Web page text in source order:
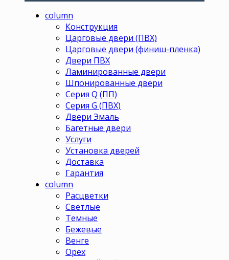
column
Конструкция
Царговые двери (ПВХ)
Царговые двери (финиш-пленка)
Двери ПВХ
Ламинированные двери
Шпонированные двери
Серия Q (ПП)
Серия G (ПВХ)
Двери Эмаль
Багетные двери
Услуги
Установка дверей
Доставка
Гарантия
column
Расцветки
Светлые
Темные
Бежевые
Венге
Орех